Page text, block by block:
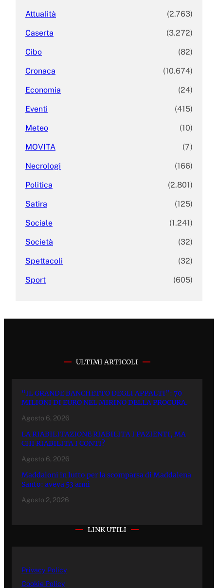
Attualità (2.763)
Caserta (3.272)
Cibo (82)
Cronaca (10.674)
Economia (24)
Eventi (415)
Meteo (10)
MOVITA (7)
Necrologi (166)
Politica (2.801)
Satira (125)
Sociale (1.241)
Società (32)
Spettacoli (32)
Sport (605)
ULTIMI ARTICOLI
“IL GRANDE BANCHETTO DEGLI APPALTI”: 70
MILIONI DI EURO NEL MIRINO DELLA PROCURA.
Agosto 6, 2026
LA RIABILITAZIONE RIABILITA I PAZIENTI, MA
CHI RIABILITA I CONTI?
Agosto 6, 2026
Maddaloni in lutto per la scomparsa di Maddalena
Santo: aveva 53 anni
Agosto 2, 2026
LINK UTILI
Privacy Policy
Cookie Policy